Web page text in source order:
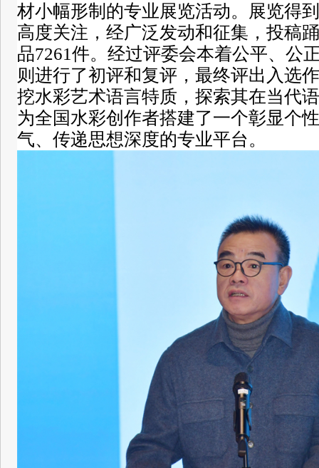
材小幅形制的专业展览活动。展览得
高度关注，经广泛发动和征集，投稿
品7261件。经过评委会本着公平、公
则进行了初评和复评，最终评出入选
挖水彩艺术语言特质，探索其在当代
为全国水彩创作者搭建了一个彰显个
气、传递思想深度的专业平台。